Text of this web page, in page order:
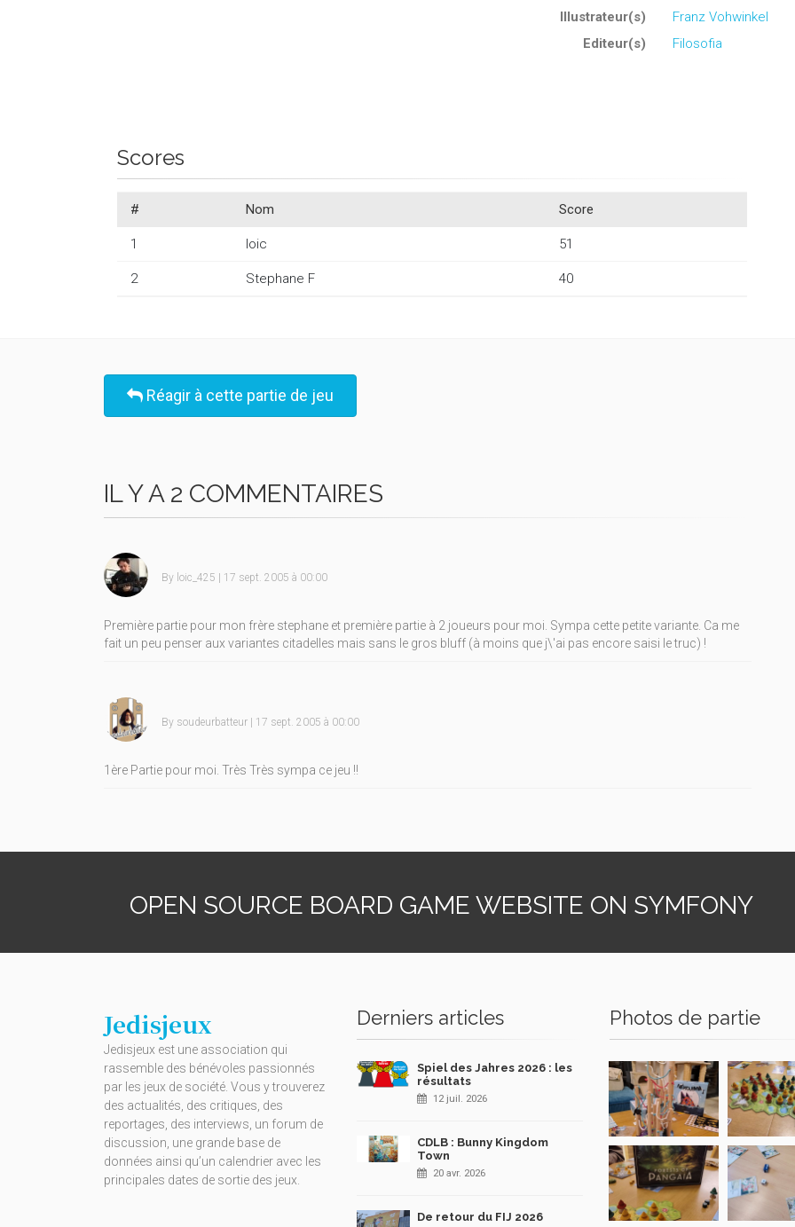
Illustrateur(s)
Franz Vohwinkel
Editeur(s)
Filosofia
Scores
# Nom Score
1 loic 51
2 Stephane F 40
Réagir à cette partie de jeu
IL Y A 2 COMMENTAIRES
By loic_425 | 17 sept. 2005 à 00:00
Première partie pour mon frère stephane et première partie à 2 joueurs pour moi. Sympa cette petite variante. Ca me
fait un peu penser aux variantes citadelles mais sans le gros bluff (à moins que j\'ai pas encore saisi le truc) !
By soudeurbatteur | 17 sept. 2005 à 00:00
1ère Partie pour moi. Très Très sympa ce jeu !!
OPEN SOURCE BOARD GAME WEBSITE ON SYMFONY
Jedisjeux
Jedisjeux est une association qui
rassemble des bénévoles passionnés
par les jeux de société. Vous y trouverez
des actualités, des critiques, des
reportages, des interviews, un forum de
discussion, une grande base de
données ainsi qu’un calendrier avec les
principales dates de sortie des jeux.
Derniers articles
Spiel des Jahres 2026 : les
résultats
12 juil. 2026
CDLB : Bunny Kingdom
Town
20 avr. 2026
De retour du FIJ 2026
Photos de partie